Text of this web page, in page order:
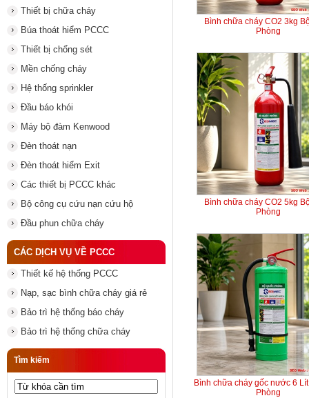
Thiết bị chữa cháy
Búa thoát hiểm PCCC
Thiết bị chống sét
Mền chống cháy
Hệ thống sprinkler
Đầu báo khói
Máy bộ đàm Kenwood
Đèn thoát nạn
Đèn thoát hiểm Exit
Các thiết bị PCCC khác
Bộ công cụ cứu nạn cứu hộ
Đầu phun chữa cháy
CÁC DỊCH VỤ VỀ PCCC
Thiết kế hệ thống PCCC
Nạp, sạc bình chữa cháy giá rẻ
Bảo trì hệ thống báo cháy
Bảo trì hệ thống chữa cháy
Tìm kiếm
Bình chữa cháy CO2 3kg
Phòng
Bình chữa cháy CO2 5kg
Phòng
Bình chữa cháy gốc nước 6
Phòng